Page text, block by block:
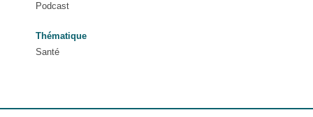
Podcast
Thématique
Santé